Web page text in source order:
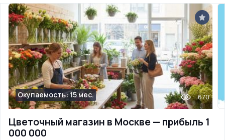
Цветочный магазин в Москве — прибыль 1
000 000
Окупаемость: 15 мес. 670